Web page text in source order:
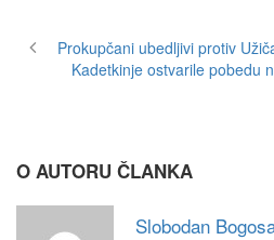
Prokupčani ubedljivi protiv
Kadetkinje ostvarile pobedu
O AUTORU ČLANKA
Slobodan